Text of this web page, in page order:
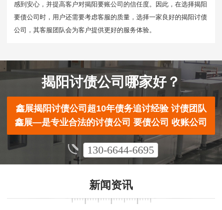
感到安心，并提高客户对揭阳要账公司的信任度。因此，在选择揭阳
要债公司时，用户还需要考虑客服的质量，选择一家良好的揭阳讨债
公司，其客服团队会为客户提供更好的服务体验。
揭阳讨债公司哪家好？
鑫展揭阳讨债公司超10年债务追讨经验 讨债团队
鑫展—是专业合法的讨债公司 要债公司 收账公司
130-6644-6695
新闻资讯